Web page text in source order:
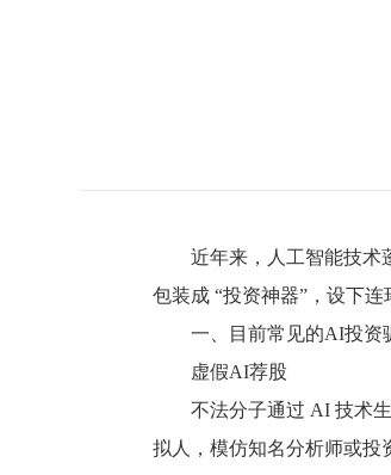
近年来，人工智能技术
包装成 “投资神器”，设下
一、目前常见的AI投资
虚假AI荐股
不法分子通过 AI 技术
拟人，模仿知名分析师或投